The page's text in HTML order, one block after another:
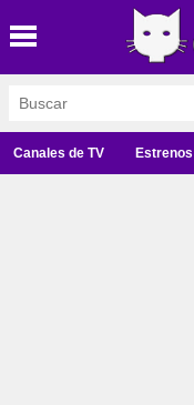
Canales de TV Estrenos